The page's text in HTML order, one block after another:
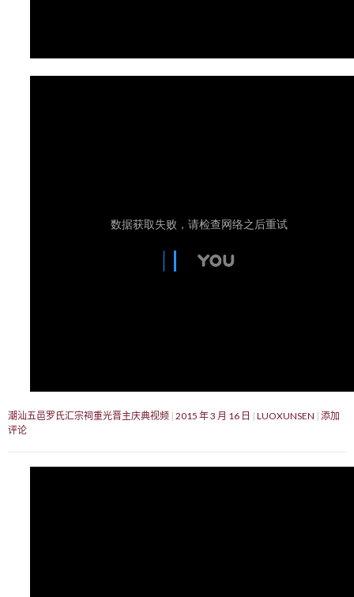
潮汕五邑罗氏汇宗祠重光晋主庆典视频 2015 年 3 月 16 日 LUOXUNSEN 添加
评论